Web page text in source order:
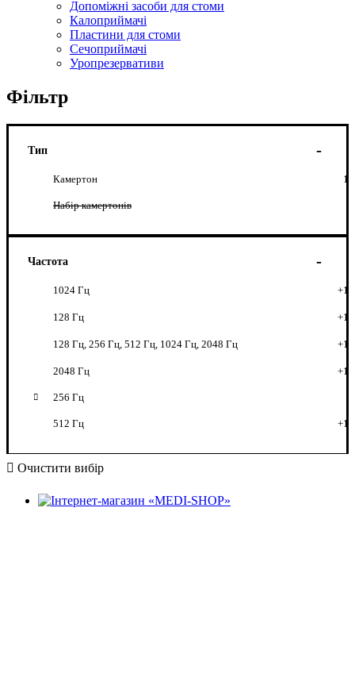
Допоміжні засоби для стоми
Калоприймачі
Пластини для стоми
Сечоприймачі
Уропрезервативи
Фільтр
Тип
Камертон 1
Набір камертонів
Частота
1024 Гц +1
128 Гц +1
128 Гц, 256 Гц, 512 Гц, 1024 Гц, 2048 Гц +1
2048 Гц +1
256 Гц
512 Гц +1
Очистити вибір